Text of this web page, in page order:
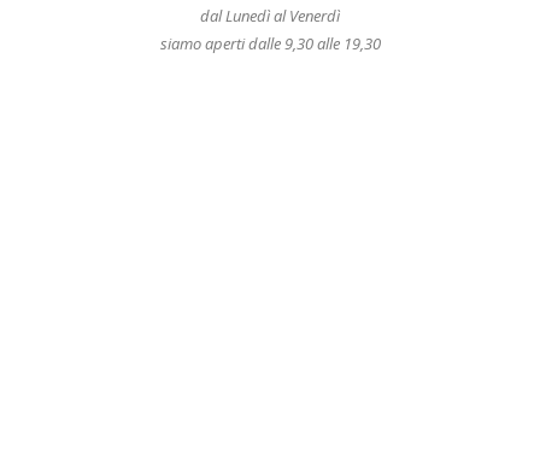
dal Lunedì al Venerdì
siamo aperti dalle 9,30 alle 19,30